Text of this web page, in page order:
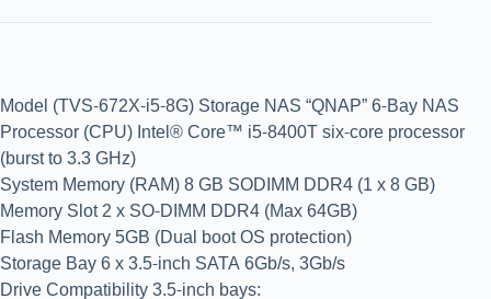
Model (TVS-672X-i5-8G) Storage NAS “QNAP” 6-Bay NAS
Processor (CPU) Intel® Core™ i5-8400T six-core processor
(burst to 3.3 GHz)
System Memory (RAM) 8 GB SODIMM DDR4 (1 x 8 GB)
Memory Slot 2 x SO-DIMM DDR4 (Max 64GB)
Flash Memory 5GB (Dual boot OS protection)
Storage Bay 6 x 3.5-inch SATA 6Gb/s, 3Gb/s
Drive Compatibility 3.5-inch bays: